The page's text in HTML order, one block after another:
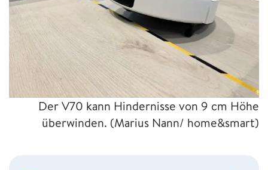
Der V70 kann Hindernisse von 9 cm Höhe
überwinden. (Marius Nann/ home&smart)